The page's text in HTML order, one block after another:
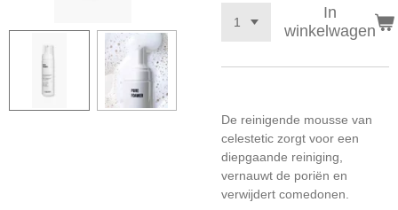
In
winkelwagen
De reinigende mousse van
celestetic zorgt voor een
diepgaande reiniging,
vernauwt de poriën en
verwijdert comedonen.